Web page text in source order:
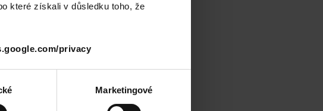
které získali v důsledku toho, že
privacy
Marketingové